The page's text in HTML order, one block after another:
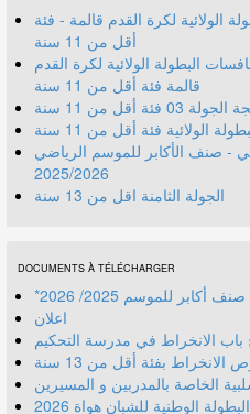
الخامسة (05) - البطولة الولائية لكرة القدم قالمة - فئة
أقل من 11 سنة
الرابعة (04) من منافسات البطولة الولائية لكرة القدم
قالمة فئة أقل من 11 سنة
03 فئة أقل من 11 سنة
الولائية فئة أقل من 11 سنة
الشرفي - صنف الأكابر للموسم الرياضي
2025/2026
الجولة الثامنة اقل من 13 سنة
DOCUMENTS À TÉLÉCHARGER
للموسم 2025/ 2026
اعلان
باب الانخراط في مدرسة التحكيم
بفئة أقل من 13 سنة
الخاصة بالمدربين و المسيرين